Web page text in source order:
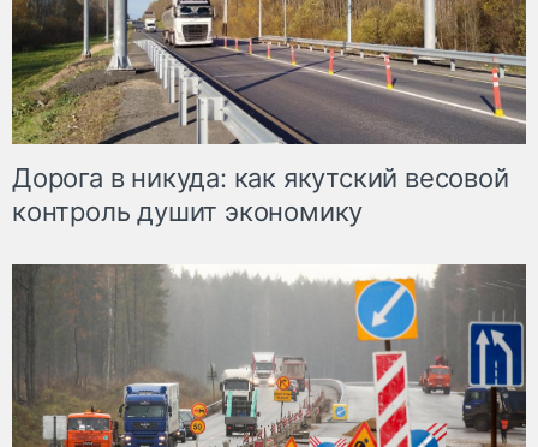
Дорога в никуда: как якутский весовой
контроль душит экономику